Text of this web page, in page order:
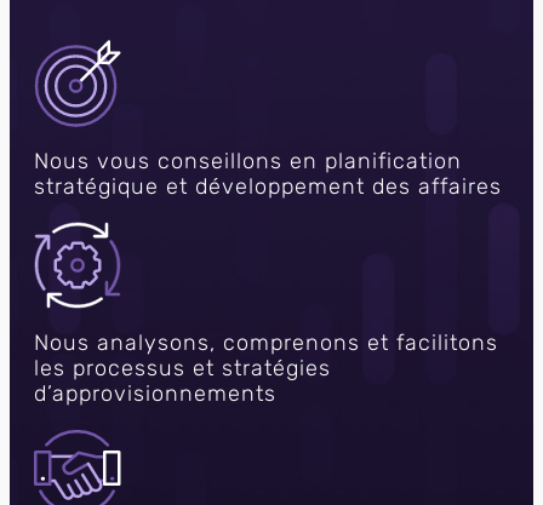
Nous vous conseillons en planification
stratégique et développement des affaires
Nous analysons, comprenons et facilitons
les processus et stratégies
d’approvisionnements